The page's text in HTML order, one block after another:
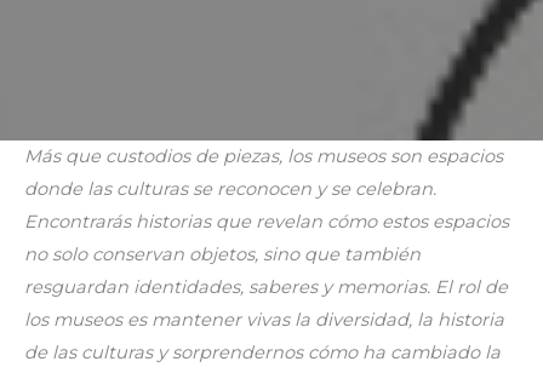
Más que custodios de piezas, los museos son espacios
donde las culturas se reconocen y se celebran.
Encontrarás historias que revelan cómo estos espacios
no solo conservan objetos, sino que también
resguardan identidades, saberes y memorias. El rol de
los museos es mantener vivas la diversidad, la historia
de las culturas y sorprendernos cómo ha cambiado la